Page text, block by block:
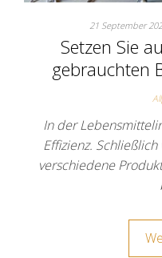
21 September
Setzen Sie
gebrauchten
In der
Effizienz.
verschiedene